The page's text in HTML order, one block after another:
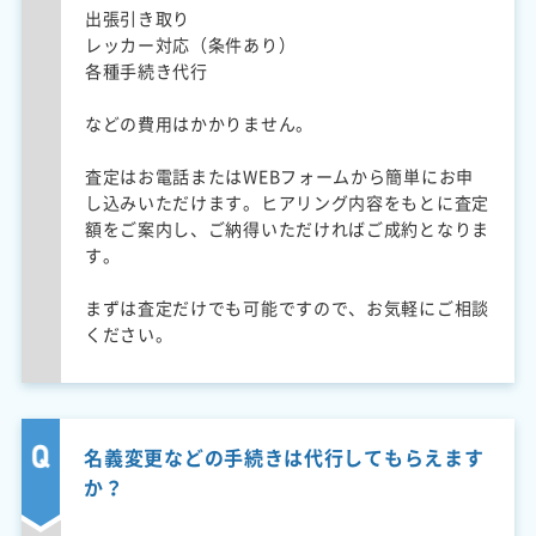
出張引き取り
レッカー対応（条件あり）
各種手続き代行
などの費用はかかりません。
査定はお電話またはWEBフォームから簡単にお申
し込みいただけます。ヒアリング内容をもとに査定
額をご案内し、ご納得いただければご成約となりま
す。
まずは査定だけでも可能ですので、お気軽にご相談
ください。
名義変更などの手続きは代行してもらえます
か？